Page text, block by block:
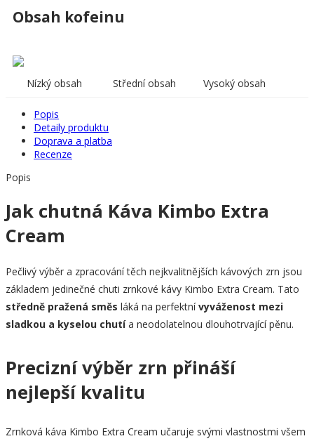
Obsah kofeinu
Nízký obsah Střední obsah Vysoký obsah
Popis
Detaily produktu
Doprava a platba
Recenze
Popis
Jak chutná Káva Kimbo Extra
Cream
Pečlivý výběr a zpracování těch nejkvalitnějších kávových zrn jsou
základem jedinečné chuti zrnkové kávy Kimbo Extra Cream. Tato
středně pražená směs láká na perfektnívyváženost mezi
sladkou a kyselou chutía neodolatelnou dlouhotrvající pěnu.
Precizní výběr zrn přináší
nejlepší kvalitu
Zrnková káva Kimbo Extra Cream učaruje svými vlastnostmi všem